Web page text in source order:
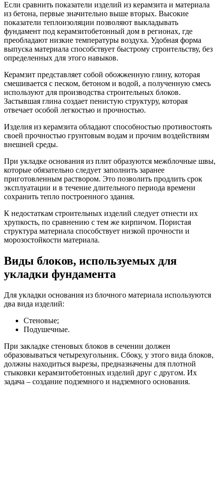
Если сравнить показатели изделий из керамзита и материала
из бетона, первые значительно выше вторых. Высокие
показатели теплоизоляции позволяют выкладывать
фундамент под керамзитобетонный дом в регионах, где
преобладают низкие температуры воздуха. Удобная форма
выпуска материала способствует быстрому строительству, без
определенных для этого навыков.
Керамзит представляет собой обожженную глину, которая
смешивается с песком, бетоном и водой, а полученную смесь
используют для производства строительных блоков.
Застывшая глина создает пенистую структуру, которая
отвечает особой легкостью и прочностью.
Изделия из керамзита обладают способностью противостоять
своей прочностью грунтовым водам и прочим воздействиям
внешней среды.
При укладке основания из плит образуются межблочные швы,
которые обязательно следует заполнить заранее
приготовленным раствором. Это позволить продлить срок
эксплуатации и в течение длительного периода времени
сохранить тепло построенного здания.
К недостаткам строительных изделий следует отнести их
хрупкость, по сравнению с тем же кирпичом. Пористая
структура материала способствует низкой прочности и
морозостойкости материала.
Виды блоков, используемых для
укладки фундамента
Для укладки основания из блочного материала используются
два вида изделий:
Стеновые;
Подушечные.
При закладке стеновых блоков в сечении должен
образовываться четырехугольник. Сбоку, у этого вида блоков,
должны находиться вырезы, предназначены для плотной
стыковки керамзитобетонных изделий друг с другом. Их
задача – создание подземного и надземного основания.